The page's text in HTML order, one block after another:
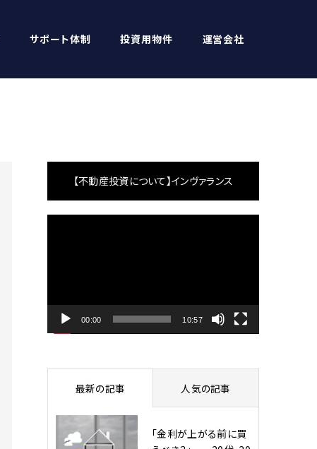
サポート体制 投資用物件 運営会社
【不動産投資について】インヴァランス
ー
00:00 10:57
最新の記事 人気の記事
「金利が上がる前に買